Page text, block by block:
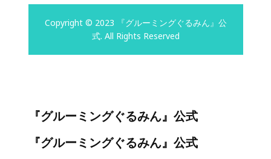
Copyright © 2023 『グルーミングぐるみん』公
式. All Rights Reserved
『グルーミングぐるみん』公式
『グルーミングぐるみん』公式